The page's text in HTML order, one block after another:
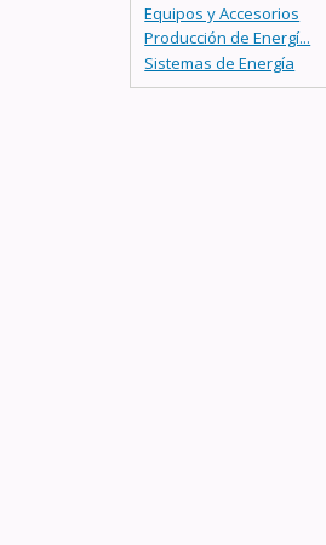
Equipos y Accesorios
Producción de Energí...
Sistemas de Energía